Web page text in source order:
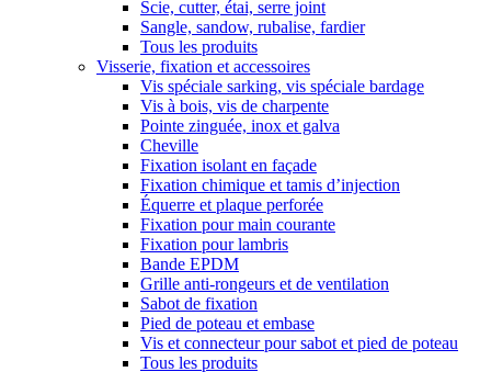
Scie, cutter, étai, serre joint
Sangle, sandow, rubalise, fardier
Tous les produits
Visserie, fixation et accessoires
Vis spéciale sarking, vis spéciale bardage
Vis à bois, vis de charpente
Pointe zinguée, inox et galva
Cheville
Fixation isolant en façade
Fixation chimique et tamis d’injection
Équerre et plaque perforée
Fixation pour main courante
Fixation pour lambris
Bande EPDM
Grille anti-rongeurs et de ventilation
Sabot de fixation
Pied de poteau et embase
Vis et connecteur pour sabot et pied de poteau
Tous les produits